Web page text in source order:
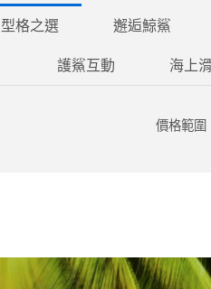
型格之選 邂逅鯨鯊
護鯊互動
海上
價格範圍